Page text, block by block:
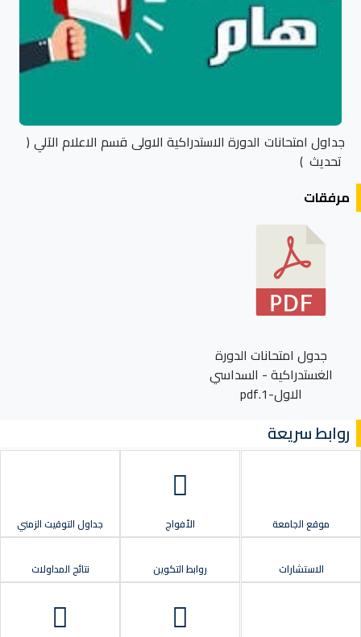
جداول امتحانات الدورة الاستدراكية الاولى قسم الاعلام الآلي (
تحديث )
مرفقات
جدول امتحانات الدورة
الغستدراكية - السداسي
الاول-1.pdf
روابط سريعة
موقع الجامعة الأفواج جداول التوقيت الزمني
الاستشارات روابط التكوين نتائج المداولات